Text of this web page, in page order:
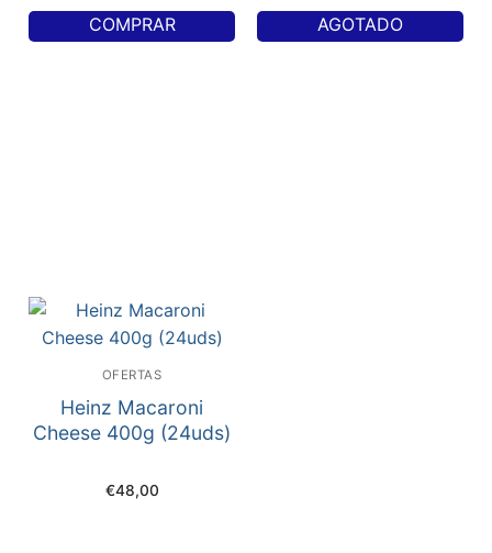
COMPRAR AGOTADO
OFERTAS
Heinz Macaroni
Cheese 400g (24uds)
€48,00